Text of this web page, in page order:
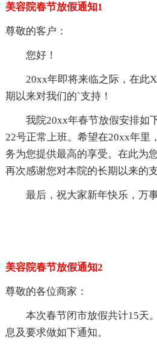
美容院春节放假通知1
尊敬的客户：
您好！
20xx年即将来临之际，在此
期以来对我们的`支持！
我院20xx年春节放假安排如下
22号正常上班。希望在20xx年里
务为您提供最高的享受。在此为
再次感谢您对本院的长期以来的
最后，祝大家新年快乐，万事
美容院春节放假通知2
尊敬的各位商家：
本次春节闭市放假共计15天
息及要求做如下通知。